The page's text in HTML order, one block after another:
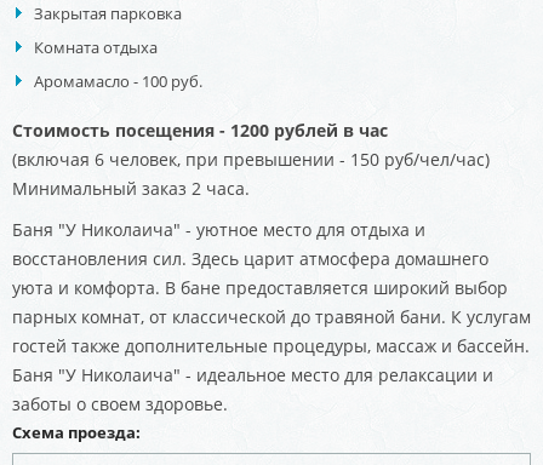
Закрытая парковка
Комната отдыха
Аромамасло - 100 руб.
Стоимость посещения - 1200 рублей в час
(включая 6 человек, при превышении - 150 руб/чел/час)
Минимальный заказ 2 часа.
Баня "У Николаича" - уютное место для отдыха и
восстановления сил. Здесь царит атмосфера домашнего
уюта и комфорта. В бане предоставляется широкий выбор
парных комнат, от классической до травяной бани. К услугам
гостей также дополнительные процедуры, массаж и бассейн.
Баня "У Николаича" - идеальное место для релаксации и
заботы о своем здоровье.
Схема проезда: